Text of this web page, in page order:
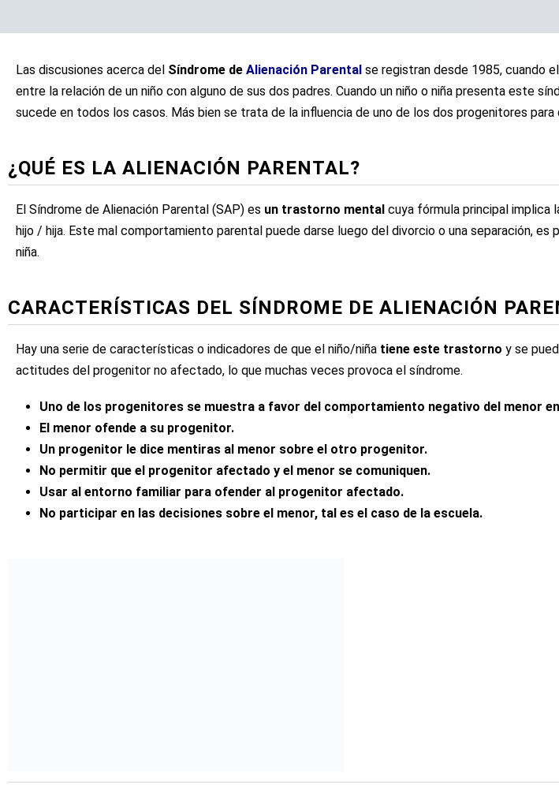
Las discusiones acerca del Síndrome de Alienación Parentalse registran desde 1985, cuando
entre la relación de un niño con alguno de sus dos padres. Cuando un niño o niña presenta este
sucede en todos los casos. Más bien se trata de la influencia de uno de los dos progenitores
¿QUÉ ES LA ALIENACIÓN PARENTAL?
El Síndrome de Alienación Parental (SAP) es un trastorno mental cuya fórmula principal implica
hijo / hija. Este mal comportamiento parental puede darse luego del divorcio o una separación,
niña.
CARACTERÍSTICAS DEL SÍNDROME DE ALIENACIÓN
Hay una serie de características o indicadores de que el niño/niña tiene este trastorno y se
actitudes del progenitor no afectado, lo que muchas veces provoca el síndrome.
Uno de los progenitores se muestra a favor del comportamiento negativo del menor
El menor ofende a su progenitor.
Un progenitor le dice mentiras al menor sobre el otro progenitor.
No permitir que el progenitor afectado y el menor se comuniquen.
Usar al entorno familiar para ofender al progenitor afectado.
No participar en las decisiones sobre el menor, tal es el caso de la escuela.